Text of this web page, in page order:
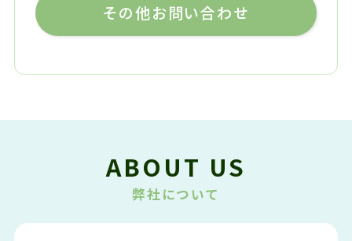
その他お問い合わせ
ABOUT US
弊社について